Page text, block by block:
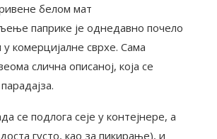
белом мат
паприке је однедавно почело
у комерцијалне сврхе. Сама
слична описаној, која се
се подлога сеје у контејнере, а
густо, као за пикирање), и